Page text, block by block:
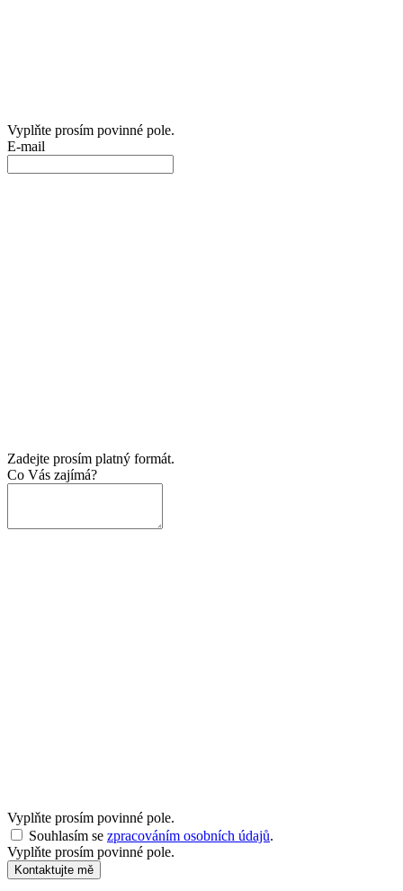
Vyplňte prosím povinné pole.
E-mail
Zadejte prosím platný formát.
Co Vás zajímá?
Vyplňte prosím povinné pole.
Souhlasím se zpracováním osobních údajů.
Vyplňte prosím povinné pole.
Kontaktujte mě